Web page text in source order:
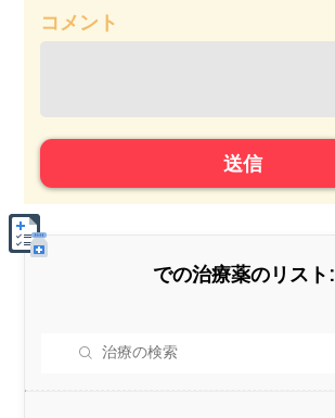
コメント
送信
での治療薬のリスト: